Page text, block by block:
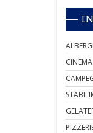
CINEMA